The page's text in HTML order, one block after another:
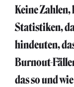
Keine Zahlen,
Statistiken,
hindeuten,
Burnout-
das so und